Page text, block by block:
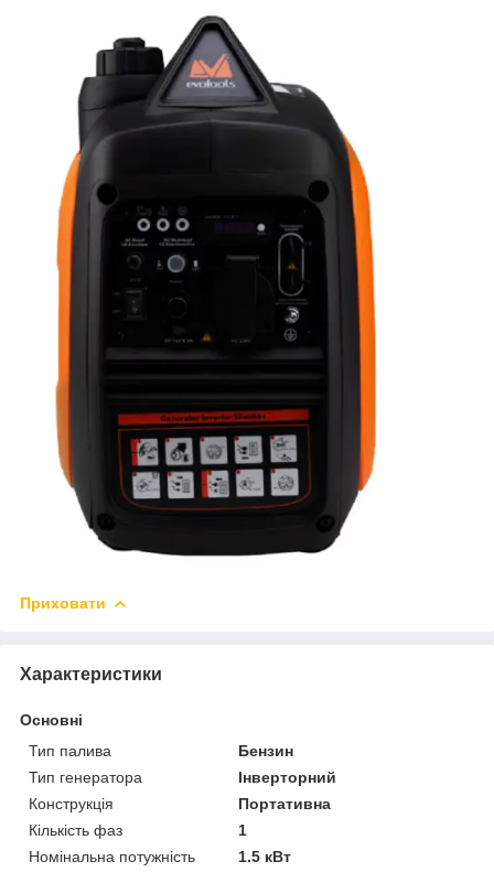
Приховати
Характеристики
Основні
Тип палива
Бензин
Тип генератора
Інверторний
Конструкція
Портативна
Кількість фаз
1
Номінальна потужність
1.5 кВт